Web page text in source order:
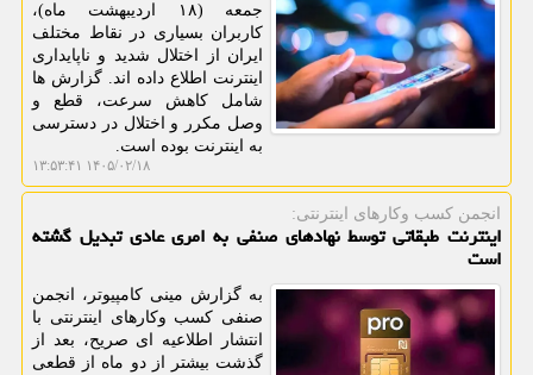
جمعه (۱۸ اردیبهشت ماه)،
کاربران بسیاری در نقاط مختلف
ایران از اختلال شدید و ناپایداری
اینترنت اطلاع داده اند. گزارش ها
شامل کاهش سرعت، قطع و
وصل مکرر و اختلال در دسترسی
به اینترنت بوده است.
۱۴۰۵/۰۲/۱۸ ۱۳:۵۳:۴۱
انجمن كسب وكارهای اینترنتی:
اینترنت طبقاتی توسط نهادهای صنفی به امری عادی تبدیل گشته
است
به گزارش مینی کامپیوتر، انجمن
صنفی کسب وکارهای اینترنتی با
انتشار اطلاعیه ای صریح، بعد از
گذشت بیشتر از دو ماه از قطعی